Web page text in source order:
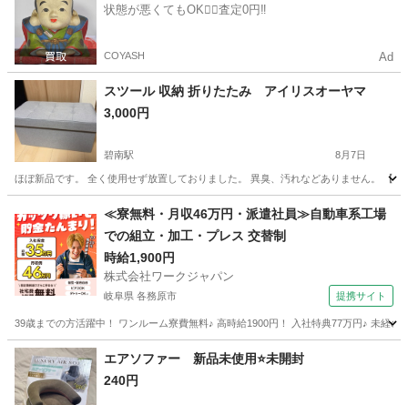
状態が悪くてもOK🙆‍♀️査定0円‼️
COYASH Ad
スツール 収納 折りたたみ アイリスオーヤマ
3,000円
碧南駅 8月7日
ほぼ新品です。 全く使用せず放置しておりました。 異臭、汚れなどありません。 【
碧南駅 収納家具
≪寮無料・月収46万円・派遣社員≫自動車系工場
での組立・加工・プレス 交替制
時給1,900円
株式会社ワークジャパン
岐阜県 各務原市 提携サイト
39歳までの方活躍中！ ワンルーム寮費無料♪ 高時給1900円！ 入社特典77万円♪ 未経
岐阜 各務原市 エアソファー 新品未使用⭐️未開封
240円